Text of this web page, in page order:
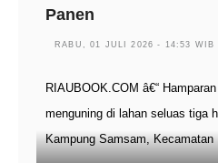
Panen
RABU, 01 JULI 2026 - 14:53 WIB
RIAUBOOK.COM â€“
menguning di lahan seluas tiga
Kampung Samsam,